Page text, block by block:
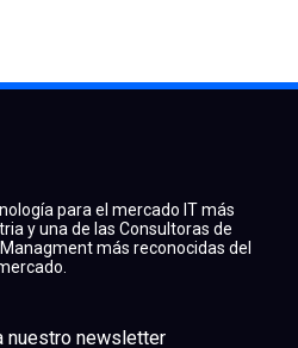
para el mercado IT más
y una de las Consultoras de
más reconocidas del
nuestro newsletter
spotify